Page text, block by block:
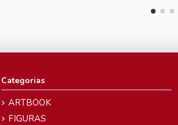
Categorias
ARTBOOK
FIGURAS